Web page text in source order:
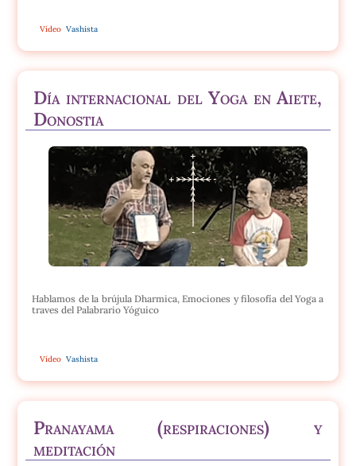
Vídeo Vashista
Día internacional del Yoga en Aiete,
Donostia
Hablamos de la brújula Dharmica, Emociones y filosofía del Yoga a
traves del Palabrario Yóguico
Vídeo Vashista
Pranayama (respiraciones) y
meditación